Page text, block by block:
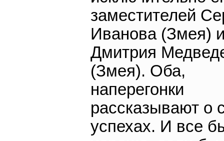
заместителей
Иванова (Змея)
Дмитрия
(Змея). Оба,
наперегонки
рассказывают о
успехах. И все